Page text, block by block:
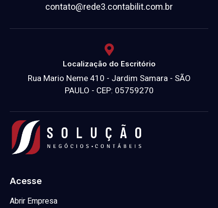
contato@rede3.contabilit.com.br
Localização do Escritório
Rua Mario Neme 410 - Jardim Samara - SÃO
PAULO - CEP: 05759270
Acesse
Abrir Empresa